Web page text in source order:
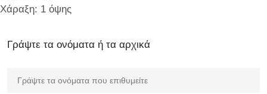
Χάραξη: 1 όψης
Γράψτε τα ονόματα ή τα αρχικά